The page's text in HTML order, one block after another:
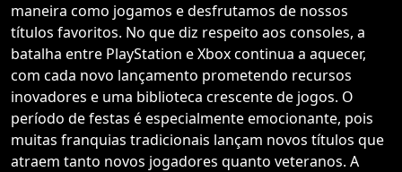
maneira como jogamos e desfrutamos de nossos
títulos favoritos. No que diz respeito aos consoles, a
batalha entre PlayStation e Xbox continua a aquecer,
com cada novo lançamento prometendo recursos
inovadores e uma biblioteca crescente de jogos. O
período de festas é especialmente emocionante, pois
muitas franquias tradicionais lançam novos títulos que
atraem tanto novos jogadores quanto veteranos. A